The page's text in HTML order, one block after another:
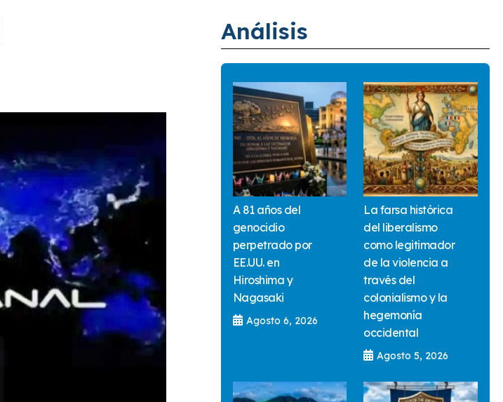
Análisis
A 81 años del
genocidio
perpetrado por
EE.UU. en
Hiroshima y
Nagasaki
Agosto 6, 2026
La farsa histórica
del liberalismo
como legitimador
de la violencia a
través del
colonialismo y la
hegemonía
occidental
Agosto 5, 2026